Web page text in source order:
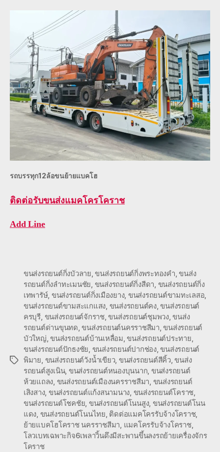
รถบรรทุก12ล้อขนย้ายแบคโฮ
ติดต่อรับขนส่งแมคโครโคราช
Add Line
Tags
ขนส่งรถยนต์กิ่งบัวลาย,ขนส่งรถยนต์กิ่งพระทองคำ,ขนส่ง
รถยนต์กิ่งลำทะเมนชัย, ขนส่งรถยนต์กิ่งสีดา, ขนส่งรถยนต์กิ่ง
เทพารัษ์, ขนส่งรถยนต์กิ่งเมืองยาง, ขนส่งรถยนต์ขามทะเลสอ,
ขนส่งรถยนต์ขามสะแกแสง, ขนส่งรถยนต์คง,ขนส่งรถยนต์
ครบุรี, ขนส่งรถยนต์จักราช,ขนส่งรถยนต์ชุมพวง,ขนส่ง
รถยนต์ด่านขุนทด,ขนส่งรถยนต์นครราชสีมา,ขนส่งรถยนต์
บัวใหญ่,ขนส่งรถยนต์บ้านเหลื่อม,ขนส่งรถยนต์ประทาย,
ขนส่งรถยนต์ปักธงชัย, ขนส่งรถยนต์ปากช่อง,ขนส่งรถยนต์
พิมาย, ขนส่งรถยนต์วังน้ำเขียว, ขนส่งรถยนต์สีคิ้ว,ขนส่ง
รถยนต์สูงเนิน, ขนส่งรถยนต์หนองบุนนาก, ขนส่งรถยนต์
ห้วยแถลง, ขนส่งรถยนต์เมืองนครราชสีมา, ขนส่งรถยนต์
เสิงสาง, ขนส่งรถยนต์แก้งสนามนาง, ขนส่งรถยนต์โคราช,
ขนส่งรถยนต์โชคชัย, ขนส่งรถยนต์โนนสูง, ขนส่งรถยนต์โนน
แดง, ขนส่งรถยนต์โนนไทย, ติดต่อแมคโครรับจ้างโคราช,
ย้ายแบคโฮโคราช นครราชสีมา, แมคโครรับจ้างโคราช,
โลวเบทเฉพาะกิจ6เพลาวิ้นดึงมีสะพานขึ้นลงรถย้ายเครื่องจักร
โคราช